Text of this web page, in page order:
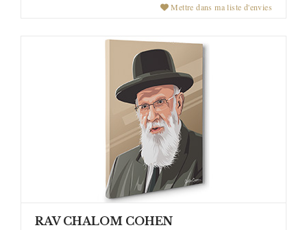
Mettre dans ma liste d'envies
RAV CHALOM COHEN